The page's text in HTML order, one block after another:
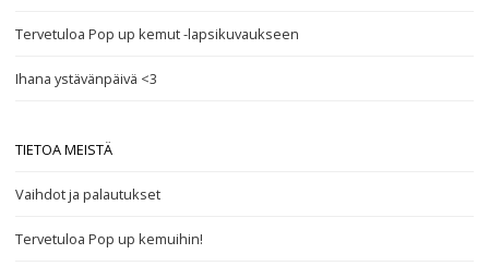
Tervetuloa Pop up kemut -lapsikuvaukseen
Ihana ystävänpäivä <3
TIETOA MEISTÄ
Vaihdot ja palautukset
Tervetuloa Pop up kemuihin!